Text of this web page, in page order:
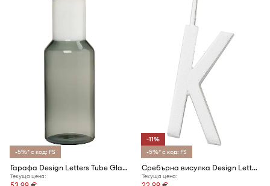
-5%* с код: FS
Гарафа Design Letters Tube Glass 1 L
Текуща цена:
-11%
-5%* с код: FS
Сребърна висулка Design Letters
Текуща цена: